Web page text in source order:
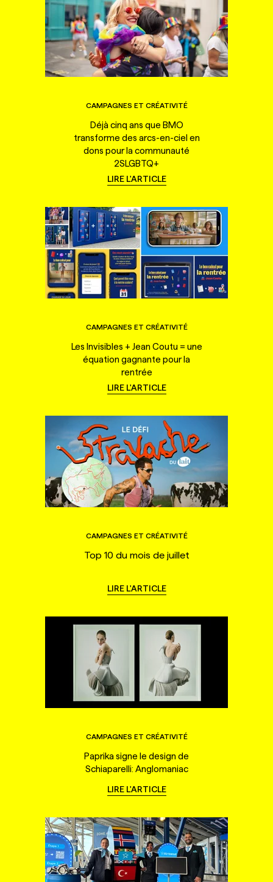
CAMPAGNES ET CRÉATIVITÉ
Déjà cinq ans que BMO
transforme des arcs-en-ciel en
dons pour la communauté
2SLGBTQ+
LIRE L'ARTICLE
CAMPAGNES ET CRÉATIVITÉ
Les Invisibles + Jean Coutu = une
équation gagnante pour la
rentrée
LIRE L'ARTICLE
CAMPAGNES ET CRÉATIVITÉ
Top 10 du mois de juillet
LIRE L'ARTICLE
CAMPAGNES ET CRÉATIVITÉ
Paprika signe le design de
Schiaparelli: Anglomaniac
LIRE L'ARTICLE